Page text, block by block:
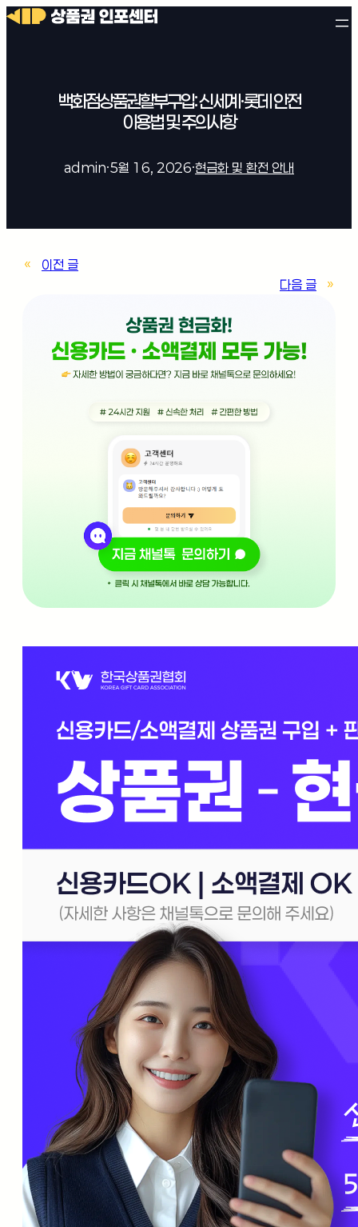
백화점상품권할부구입: 신세계·롯데 안전
이용법 및 주의사항
admin·5월 16, 2026·현금화 및 환전 안내
«
이전 글
다음 글
»